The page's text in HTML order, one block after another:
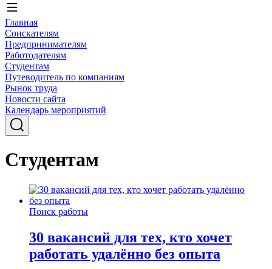
Главная
Соискателям
Предпринимателям
Работодателям
Студентам
Путеводитель по компаниям
Рынок труда
Новости сайта
Календарь мероприятий
Студентам
Поиск работы
30 вакансий для тех, кто хочет
работать удалённо без опыта